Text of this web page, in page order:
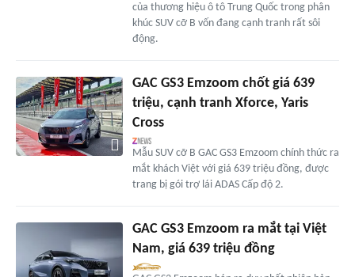
của thương hiệu ô tô Trung Quốc trong phân
khúc SUV cỡ B vốn đang cạnh tranh rất sôi
động.
GAC GS3 Emzoom chốt giá 639
triệu, cạnh tranh Xforce, Yaris
Cross
Mẫu SUV cỡ B GAC GS3 Emzoom chính thức ra
mắt khách Việt với giá 639 triệu đồng, được
trang bị gói trợ lái ADAS Cấp độ 2.
GAC GS3 Emzoom ra mắt tại Việt
Nam, giá 639 triệu đồng